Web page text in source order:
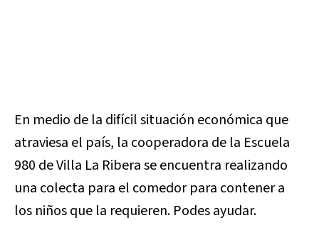
En medio de la difícil situación económica que
atraviesa el país, la cooperadora de la Escuela
980 de Villa La Ribera se encuentra realizando
una colecta para el comedor para contener a
los niños que la requieren. Podes ayudar.